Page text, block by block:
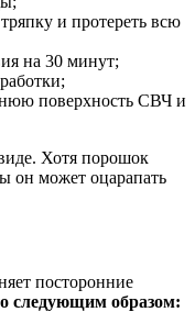
и протереть всю
на 30 минут;
поверхность СВЧ и
Хотя порошок
он может оцарапать
посторонние
следующим образом: